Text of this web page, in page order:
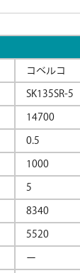
コベルコ
SK135SR-5
14700
0.5
1000
5
8340
5520
ー